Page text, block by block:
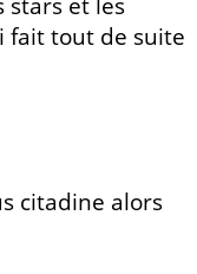
fait tout de suite
citadine alors